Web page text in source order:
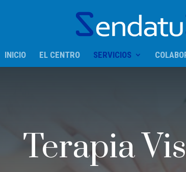
INICIO EL CENTRO SERVICIOS
Terapia